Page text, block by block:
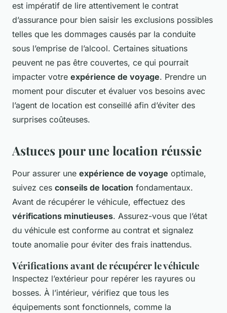
est impératif de lire attentivement le contrat
d’assurance pour bien saisir les exclusions possibles
telles que les dommages causés par la conduite
sous l’emprise de l’alcool. Certaines situations
peuvent ne pas être couvertes, ce qui pourrait
impacter votre expérience de voyage. Prendre un
moment pour discuter et évaluer vos besoins avec
l’agent de location est conseillé afin d’éviter des
surprises coûteuses.
Astuces pour une location réussie
Pour assurer une expérience de voyage optimale,
suivez ces conseils de location fondamentaux.
Avant de récupérer le véhicule, effectuez des
vérifications minutieuses. Assurez-vous que l’état
du véhicule est conforme au contrat et signalez
toute anomalie pour éviter des frais inattendus.
Vérifications avant de récupérer le véhicule
Inspectez l’extérieur pour repérer les rayures ou
bosses. À l’intérieur, vérifiez que tous les
équipements sont fonctionnels, comme la